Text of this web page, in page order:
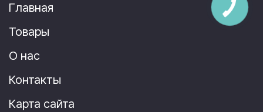
Главная
Товары
О нас
Контакты
Карта сайта